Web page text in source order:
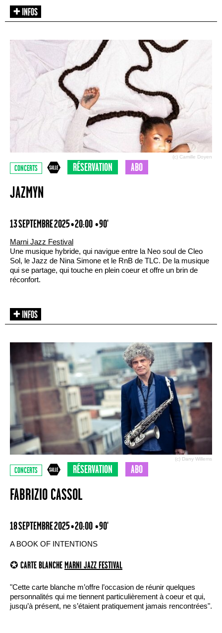
(c) Camille Doyen
CONCERTS RÉSERVATION ABO
JAZMYN
13 SEPTEMBRE 2025 • 20:00 • 90'
Marni Jazz Festival
Une musique hybride, qui navigue entre la Neo soul de Cleo
Sol, le Jazz de Nina Simone et le RnB de TLC. De la musique
qui se partage, qui touche en plein coeur et offre un brin de
réconfort.
(c) Dany Willems
CONCERTS RÉSERVATION ABO
FABRIZIO CASSOL
18 SEPTEMBRE 2025 • 20:00 • 90'
A BOOK OF INTENTIONS
✪ CARTE BLANCHE MARNI JAZZ FESTIVAL
"Cette carte blanche m’offre l’occasion de réunir quelques
personnalités qui me tiennent particulièrement à coeur et qui,
jusqu’à présent, ne s’étaient pratiquement jamais rencontrées".